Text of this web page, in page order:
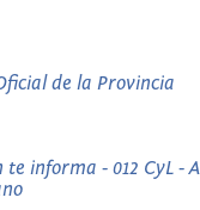
de la Provincia
te informa - 012 CyL -